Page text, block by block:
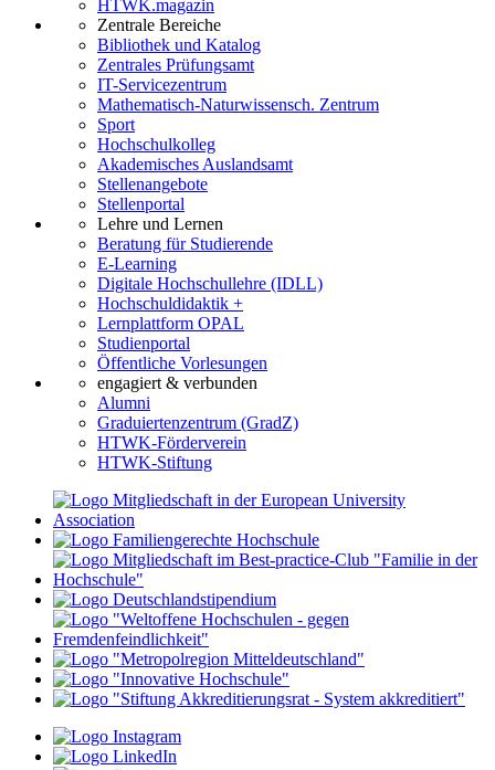
HTWK.magazin
Zentrale Bereiche
Bibliothek und Katalog
Zentrales Prüfungsamt
IT-Servicezentrum
Mathematisch-Naturwissensch. Zentrum
Sport
Hochschulkolleg
Akademisches Auslandsamt
Stellenangebote
Stellenportal
Lehre und Lernen
Beratung für Studierende
E-Learning
Digitale Hochschullehre (IDLL)
Hochschuldidaktik +
Lernplattform OPAL
Studienportal
Öffentliche Vorlesungen
engagiert & verbunden
Alumni
Graduiertenzentrum (GradZ)
HTWK-Förderverein
HTWK-Stiftung